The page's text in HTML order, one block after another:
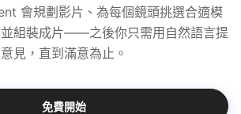
會規劃影片、為每個鏡頭挑選合適模
組裝成片——之後你只需用自然語言提
意見，直到滿意為止。
免費開始